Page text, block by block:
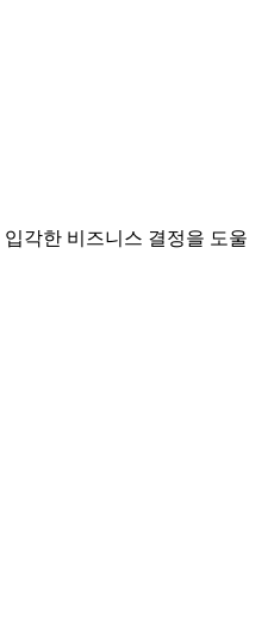
각한 비즈니스 결정을 도울